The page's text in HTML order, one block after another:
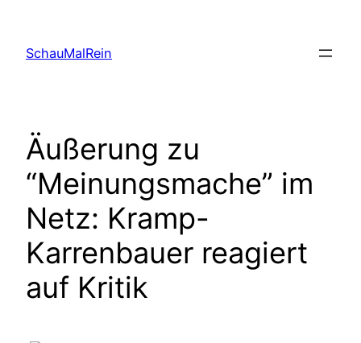
content
SchauMalRein
Äußerung zu
“Meinungsmache” im
Netz: Kramp-
Karrenbauer reagiert
auf Kritik